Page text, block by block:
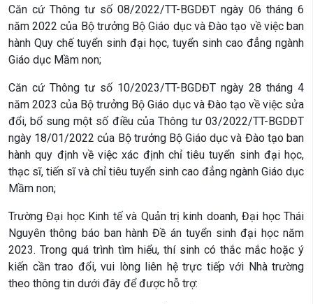
Căn cứ Thông tư số 08/2022/TT-BGDĐT ngày 06 tháng 6
năm 2022 của Bộ trưởng Bộ Giáo dục và Đào tạo về việc ban
hành Quy chế tuyển sinh đại học, tuyển sinh cao đẳng ngành
Giáo dục Mầm non;
Căn cứ Thông tư số 10/2023/TT-BGDĐT ngày 28 tháng 4
năm 2023 của Bộ trưởng Bộ Giáo dục và Đào tạo về việc sửa
đổi, bổ sung một số điều của Thông tư 03/2022/TT-BGDĐT
ngày 18/01/2022 của Bộ trưởng Bộ Giáo dục và Đào tạo ban
hành quy định về việc xác định chỉ tiêu tuyển sinh đại học,
thạc sĩ, tiến sĩ và chỉ tiêu tuyển sinh cao đẳng ngành Giáo dục
Mầm non;
Trường Đại học Kinh tế và Quản trị kinh doanh, Đại học Thái
Nguyên thông báo ban hành Đề án tuyển sinh đại học năm
2023. Trong quá trình tìm hiểu, thí sinh có thắc mắc hoặc ý
kiến cần trao đổi, vui lòng liên hệ trực tiếp với Nhà trường
theo thông tin dưới đây để được hỗ trợ: